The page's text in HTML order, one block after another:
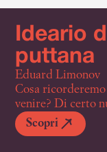
Ideario
puttana
Eduard Limonov
Cosa
venire? Di certo
di lui sarà mai
mitomania.
Scopri